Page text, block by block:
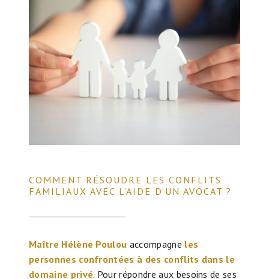
COMMENT RÉSOUDRE LES CONFLITS
FAMILIAUX AVEC L’AIDE D’UN AVOCAT ?
Maître Hélène Poulou accompagne les
personnes confrontées à des conflits dans le
domaine privé. Pour répondre aux besoins de ses